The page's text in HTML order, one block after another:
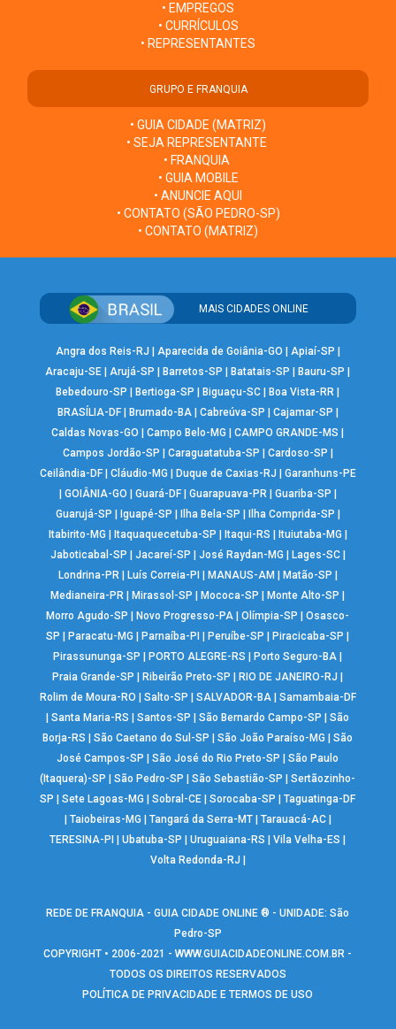
• EMPREGOS
• CURRÍCULOS
• REPRESENTANTES
GRUPO E FRANQUIA
• GUIA CIDADE (MATRIZ)
• SEJA REPRESENTANTE
• FRANQUIA
• GUIA MOBILE
• ANUNCIE AQUI
• CONTATO (SÃO PEDRO-SP)
• CONTATO (MATRIZ)
MAIS CIDADES ONLINE
Angra dos Reis-RJ Aparecida de Goiânia-GO Apiaí-SP
Aracaju-SE |Arujá-SP Barretos-SP Batatais-SP Bauru-SP
Bebedouro-SP
Bertioga-SP Biguaçu-SC Boa Vista-RR
BRASÍLIA-DF| Brumado-BA| Cabreúva-SP Cajamar-SP
Caldas Novas-GO
|Campo Belo-MG |CAMPO GRANDE-MS
Campos Jordão-SP
Caraguatatuba-SP Cardoso-SP
Ceilândia-DF| Cláudio-MG Duque de Caxias-RJ
Garanhuns-PE
GOIÂNIA-GO Guará-DF| Guarapuava-PR| Guariba-SP
Guarujá-SP
Iguapé-SP Ilha Bela-SP Ilha Comprida-SP
Itabirito-MG
Itaquaquecetuba-SP Itaqui-RS Ituiutaba-MG
Jaboticabal-SP
Jacareí-SP José Raydan-MG Lages-SC|
Londrina-PR| Luís Correia-PI MANAUS-AM Matão-SP
Medianeira-PR
Mirassol-SP Mococa-SP Monte Alto-SP
Morro Agudo-SP
Novo Progresso-PA |Olímpia-SP |Osasco-
SP
Paracatu-MG Parnaíba-PI Peruíbe-SP Piracicaba-SP
Pirassununga-SP
PORTO ALEGRE-RS Porto Seguro-BA
Praia Grande-SP
Ribeirão Preto-SP RIO DE JANEIRO-RJ
Rolim de Moura-RO
Salto-SP SALVADOR-BA| Samambaia-DF
|Santa Maria-RS |Santos-SP |São Bernardo Campo-SP |São
Borja-RS
|São Caetano do Sul-SP |São João Paraíso-MG |São
José Campos-SP
|São José do Rio Preto-SP |São Paulo
(Itaquera)-SP
|São Pedro-SP |São Sebastião-SP |Sertãozinho-
SP
|Sete Lagoas-MG |Sobral-CE |Sorocaba-SP |Taguatinga-DF
Taiobeiras-MG Tangará da Serra-MT| Tarauacá-AC|
TERESINA-PI
|Ubatuba-SP |Uruguaiana-RS |Vila Velha-ES
Volta Redonda-RJ
REDE DE FRANQUIA - GUIA CIDADE ONLINE ® - UNIDADE: São
Pedro-SP
COPYRIGHT • 2006-2021 -WWW.GUIACIDADEONLINE.COM.BR -
TODOS OS DIREITOS RESERVADOS
POLÍTICA DE PRIVACIDADE E TERMOS DE USO